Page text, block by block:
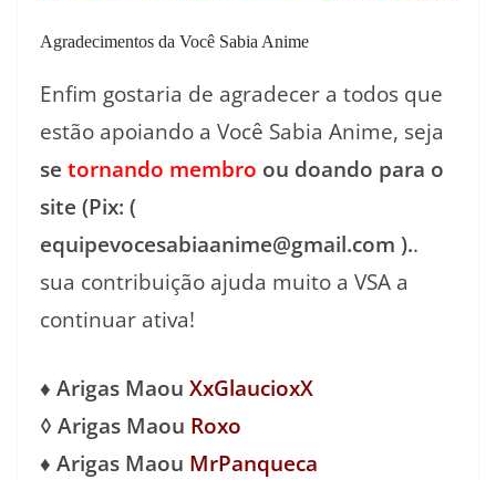
Agradecimentos da Você Sabia Anime
Enfim gostaria de agradecer a todos que
estão apoiando a Você Sabia Anime, seja
se tornando membro ou doando para o
site (Pix: (
equipevocesabiaanime@gmail.com )..
sua contribuição ajuda muito a VSA a
continuar ativa!
♦ Arigas Maou XxGlaucioxX
◊ Arigas Maou Roxo
♦ Arigas Maou MrPanqueca